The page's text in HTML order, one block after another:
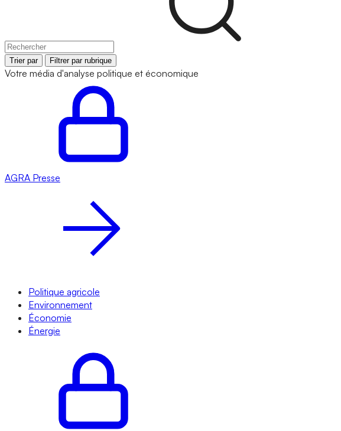
Trier par Filtrer par rubrique
Votre média d'analyse politique et économique
AGRA Presse
Politique agricole
Environnement
Économie
Énergie